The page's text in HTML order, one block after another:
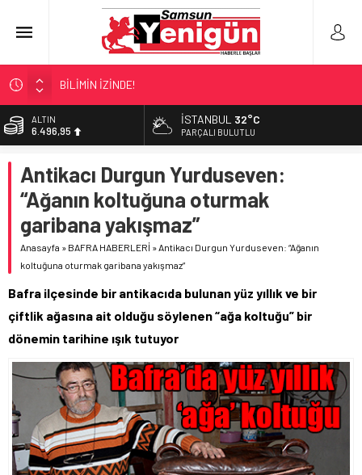
BİLİMİN İZİNDE!
TIR’A ‘ZEHİR’ BASKINI!
FECİ SON!
SAMSUN YANACAK!
BİST
13.703,13
47,5639
EURO
54,9859
6.496,95
İSTANBUL 32°C
PARÇALI BULUTLU
Antikacı Durgun Yurduseven:
“Ağanın koltuğuna oturmak
garibana yakışmaz”
Anasayfa » BAFRA HABERLERİ »Antikacı Durgun Yurduseven: “Ağanın
koltuğuna oturmak garibana yakışmaz”
Bafra ilçesinde bir antikacıda bulunan yüz yıllık ve bir
çiftlik ağasına ait olduğu söylenen “ağa koltuğu” bir
dönemin tarihine ışık tutuyor